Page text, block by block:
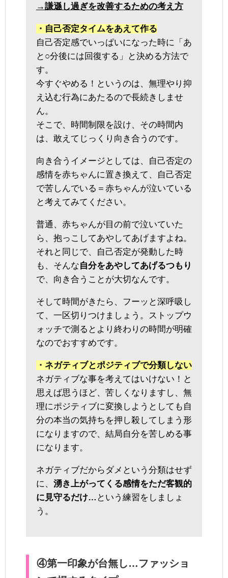
→謙遜し過ぎを改善するための考え方
・自己否定タイムをあえて作る
自己否定感でいっぱいになった時に「あ
と○分後には回復する」と決める方法で
す。
今すぐやめる！というのは、無理やり抑
え込む行為にあたるので長続きしませ
ん。
そこで、時間制限を設け、その時間内
は、敢えてじっくり向き合うのです。
向き合うイメージとしては、自己否定の
感情を赤ちゃんに置き換えて、自己否定
で苦しんでいる＝赤ちゃんが泣いている
と考えてみてください。
普通、赤ちゃんが目の前で泣いていた
ら、抱っこしてあやしてあげますよね。
それと同じで、自己否定が発動した時
も、そんな自分をあやしてあげるつもり
で、向き合うことが大切なんです。
そして時間がきたら、フーッと深呼吸し
て、一区切りつけましょう。ストップウ
ォッチで測るとより終わりの時間が明確
なのでおすすめです。
・ネガティブとポジティブで分類しない
ネガティブな事を考えてはいけない！と
思えば思うほど、苦しくなりますし、無
理にポジティブに変換しようとしても自
分の本当の気持ちを押し殺してしまう形
になりますので、結局自分を苦しめる事
になります。
ネガティブだからダメという分類はせず
に、 湧き上がってくる感情をただ客観的
に見守るだけ… という練習をしましょ
う。
④第一印象が台無し…ファッショ